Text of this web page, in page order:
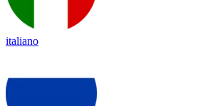
italiano